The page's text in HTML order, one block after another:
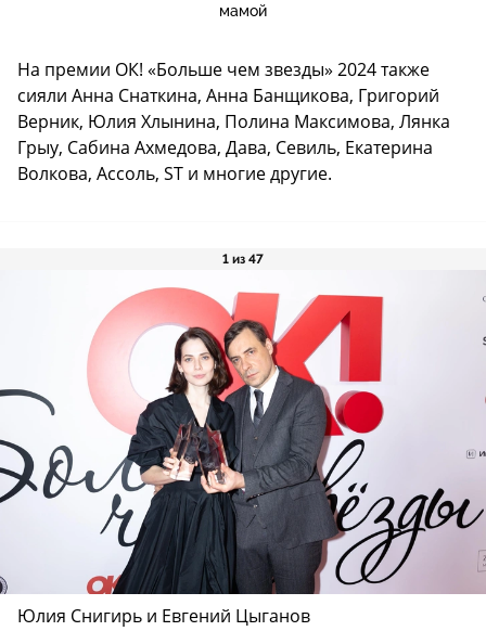
мамой
На премии ОК! «Больше чем звезды» 2024 также
сияли Анна Снаткина, Анна Банщикова, Григорий
Верник, Юлия Хлынина, Полина Максимова, Лянка
Грыу, Сабина Ахмедова, Дава, Севиль, Екатерина
Волкова, Ассоль, ST и многие другие.
1 из 47
Юлия Снигирь и Евгений Цыганов